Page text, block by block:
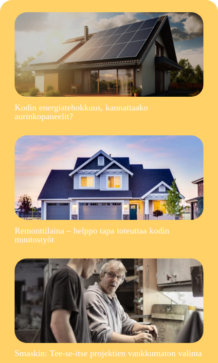
Kodin energiatehokkuus, kannattaako
aurinkopaneelit?
Remonttilaina – helppo tapa toteuttaa kodin
muutostyöt
Smaskin: Tee-se-itse projektien vankkumaton valinta